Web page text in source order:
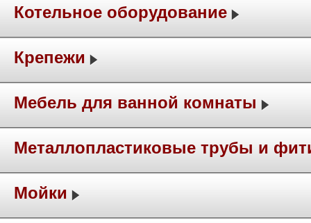
Котельное оборудование
Крепежи
Мебель для ванной комнаты
Металлопластиковые трубы и
Мойки